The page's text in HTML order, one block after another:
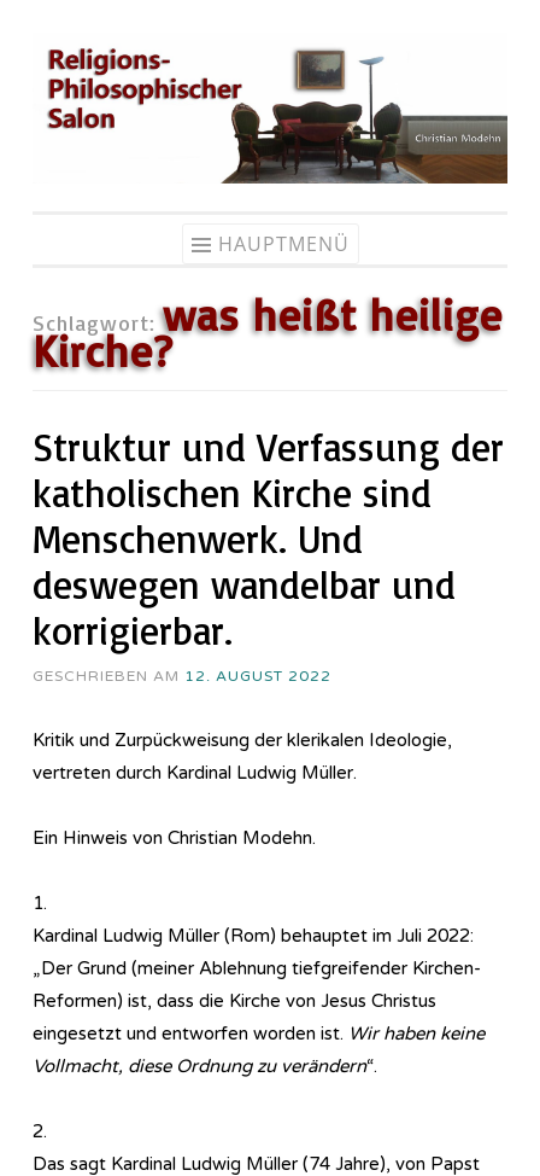
Zum
Inhalt
springen
HAUPTMENÜ
Schlagwort:was heißt heilige
Kirche?
Struktur und Verfassung der
katholischen Kirche sind
Menschenwerk. Und
deswegen wandelbar und
korrigierbar.
GESCHRIEBEN AM 12. AUGUST 2022
Kritik und Zurpückweisung der klerikalen Ideologie,
vertreten durch Kardinal Ludwig Müller.
Ein Hinweis von Christian Modehn.
1.
Kardinal Ludwig Müller (Rom) behauptet im Juli 2022:
„Der Grund (meiner Ablehnung tiefgreifender Kirchen-
Reformen) ist, dass die Kirche von Jesus Christus
eingesetzt und entworfen worden ist. Wir haben keine
Vollmacht, diese Ordnung zu verändern“.
2.
Das sagt Kardinal Ludwig Müller (74 Jahre), von Papst